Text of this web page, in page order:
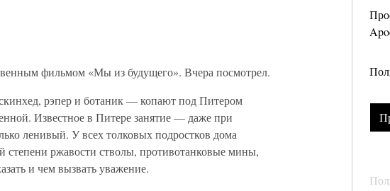
фильмом «Мы из будущего». Вчера посмотрел.
рэпер и ботаник — копают под Питером
Известное в Питере занятие — даже при
ленивый. У всех толковых подростков дома
степени ржавости стволы, противотанковые мины,
и чем вызвать уважение.